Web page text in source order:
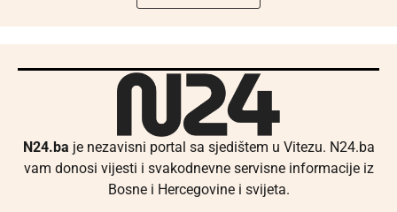
N24.ba je nezavisni portal sa sjedištem u Vitezu. N24.ba
vam donosi vijesti i svakodnevne servisne informacije iz
Bosne i Hercegovine i svijeta.